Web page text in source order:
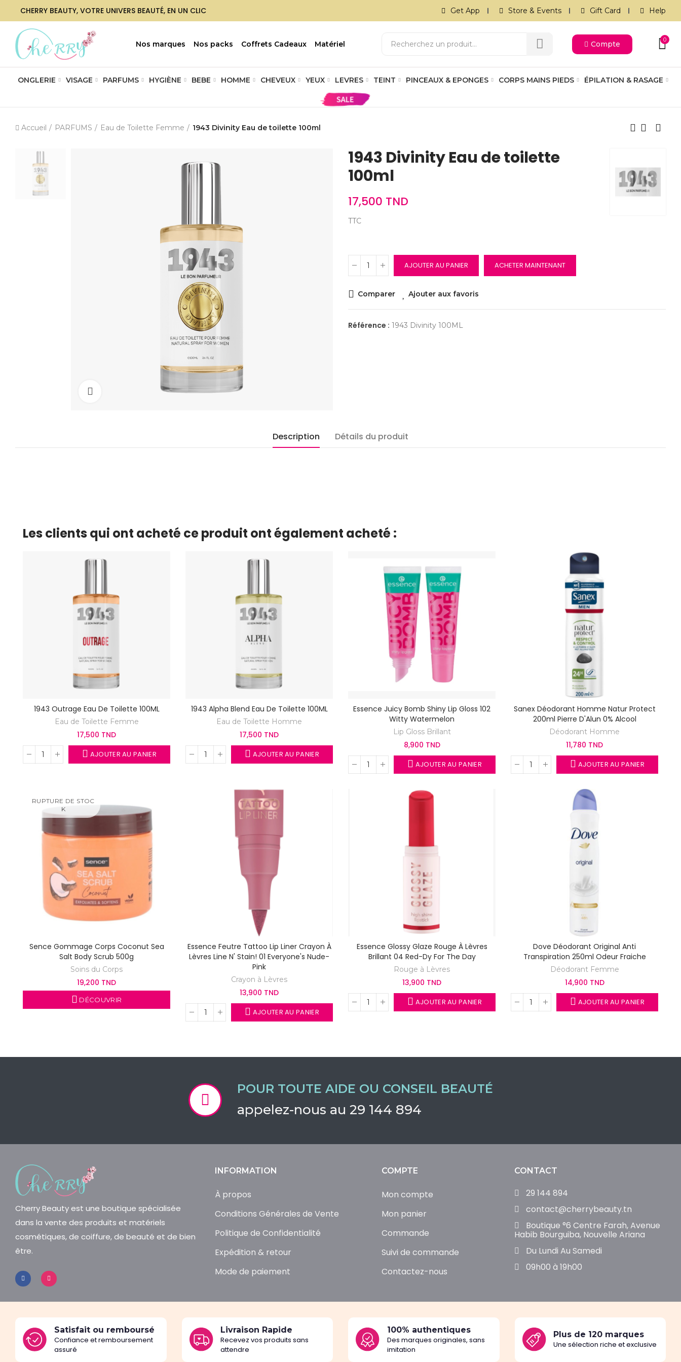
CHERRY BEAUTY, VOTRE UNIVERS BEAUTÉ, EN UN CLIC Get App Store & Events Gift Card Help
Nos marques Nos packs Coffrets Cadeaux Matériel Compte
0
ONGLERIE VISAGE PARFUMS HYGIÈNE BEBE HOMME CHEVEUX YEUX LEVRES TEINT PINCEAUX & EPONGES CORPS MAINS PIEDS ÉPILATION & RASAGE
Accueil PARFUMS Eau de Toilette Femme 1943 Divinity Eau de toilette 100ml
Cliquez pour agrandir
1943 Divinity Eau de toilette
100ml
17,500 TND
TTC
AJOUTER AU PANIER ACHETER MAINTENANT
Comparer Ajouter aux favoris
Référence : 1943 Divinity 100ML
Description Détails du produit
Les clients qui ont acheté ce produit ont également acheté :
1943 Outrage Eau De Toilette 100ML
Eau de Toilette Femme
17,500 TND
AJOUTER AU PANIER
1943 Alpha Blend Eau De Toilette 100ML
Eau de Toilette Homme
17,500 TND
AJOUTER AU PANIER
Essence Juicy Bomb Shiny Lip Gloss 102
Witty Watermelon
Lip Gloss Brillant
8,900 TND
AJOUTER AU PANIER
Sanex Déodorant Homme Natur Protect
200ml Pierre D'Alun 0% Alcool
Déodorant Homme
11,780 TND
AJOUTER AU PANIER
RUPTURE DE STOC
K
Sence Gommage Corps Coconut Sea
Salt Body Scrub 500g
Soins du Corps
19,200 TND
DÉCOUVRIR
Essence Feutre Tattoo Lip Liner Crayon À
Lèvres Line N' Stain! 01 Everyone's Nude-
Pink
Crayon à Lèvres
13,900 TND
AJOUTER AU PANIER
Essence Glossy Glaze Rouge À Lèvres
Brillant 04 Red-Dy For The Day
Rouge à Lèvres
13,900 TND
AJOUTER AU PANIER
Dove Déodorant Original Anti
Transpiration 250ml Odeur Fraiche
Déodorant Femme
14,900 TND
AJOUTER AU PANIER
POUR TOUTE AIDE OU CONSEIL BEAUTÉ
appelez-nous au 29 144 894
Cherry Beauty est une boutique spécialisée
dans la vente des produits et matériels
cosmétiques, de coiffure, de beauté et de bien
être.
INFORMATION
À propos
Conditions Générales de Vente
Politique de Confidentialité
Expédition & retour
Mode de paiement
COMPTE
Mon compte
Mon panier
Commande
Suivi de commande
Contactez-nous
CONTACT
29 144 894
contact@cherrybeauty.tn
Boutique °6 Centre Farah, Avenue
Habib Bourguiba, Nouvelle Ariana
Du Lundi Au Samedi
09h00 à 19h00
Satisfait ou remboursé
Confiance et remboursement
assuré
Livraison Rapide
Recevez vos produits sans
attendre
100% authentiques
Des marques originales, sans
imitation
Plus de 120 marques
Une sélection riche et exclusive